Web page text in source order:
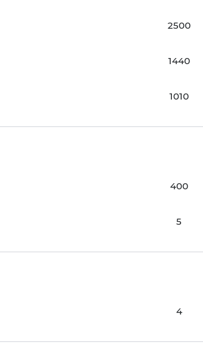
2500
1440
1010
400
5
4